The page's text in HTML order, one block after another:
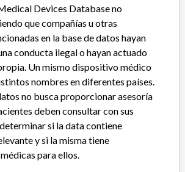
DE DATOS
registros de retiros, alertas y
de dispositivos médicos y sus
de datos
Devices Database no
que compañías u otras
en la base de datos hayan
conducta ilegal o hayan actuado
Un mismo dispositivo médico
nombres en diferentes países.
no busca proporcionar asesoría
deben consultar con sus
si la data contiene
y si la misma tiene
para ellos.